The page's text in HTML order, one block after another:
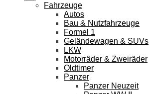
Fahrzeuge
Autos
Bau & Nutzfahrzeuge
Formel 1
Geländewagen & SUVs
LKW
Motorräder & Zweiräder
Oldtimer
Panzer
Panzer Neuzeit